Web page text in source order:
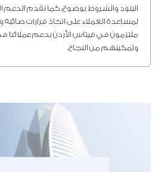
البنود والشروط بوضوح، كما نقدم الدعم
لمساعدة العملاء على اتخاذ قرارات
ملتزمون في فيتاس الأردن بدعم
وتمكينهم من النجاح.